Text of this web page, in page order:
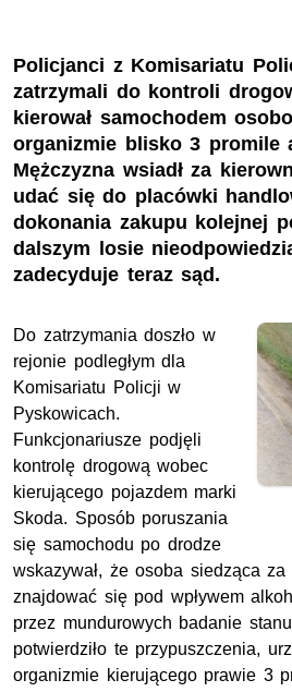
Policjanci z Komisariatu
zatrzymali do kontroli
kierował samochodem
organizmie blisko 3 promile
Mężczyzna wsiadł za
udać się do placówki
dokonania zakupu kolejnej
dalszym losie
zadecyduje teraz sąd.
Do zatrzymania doszło w
rejonie podległym dla
Komisariatu Policji w
Pyskowicach.
Funkcjonariusze podjęli
kontrolę drogową wobec
kierującego pojazdem marki
Skoda. Sposób poruszania
się samochodu po drodze
wskazywał, że osoba siedząca
znajdować się pod wpływem
przez mundurowych badanie
potwierdziło te przypuszczenia,
organizmie kierującego prawie 3